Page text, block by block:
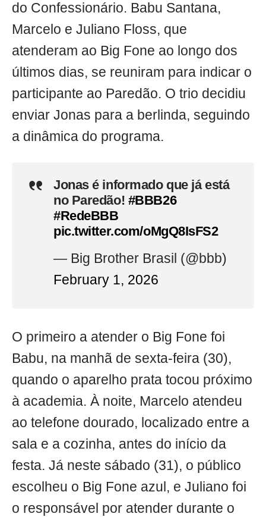
do Confessionário. Babu Santana,
Marcelo e Juliano Floss, que
atenderam ao Big Fone ao longo dos
últimos dias, se reuniram para indicar o
participante ao Paredão. O trio decidiu
enviar Jonas para a berlinda, seguindo
a dinâmica do programa.
Jonas é informado que já está
no Paredão! #BBB26
#RedeBBB
pic.twitter.com/oMgQ8IsFS2
— Big Brother Brasil (@bbb)
February 1, 2026
O primeiro a atender o Big Fone foi
Babu, na manhã de sexta-feira (30),
quando o aparelho prata tocou próximo
à academia. À noite, Marcelo atendeu
ao telefone dourado, localizado entre a
sala e a cozinha, antes do início da
festa. Já neste sábado (31), o público
escolheu o Big Fone azul, e Juliano foi
o responsável por atender durante o